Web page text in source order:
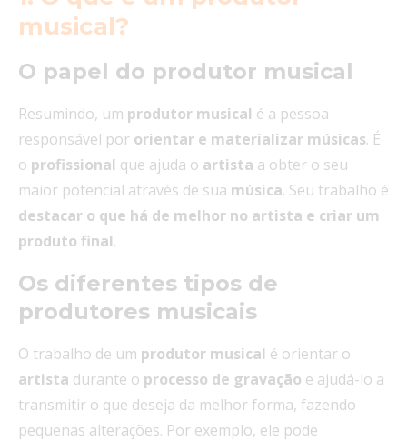
musical?
O papel do produtor musical
Resumindo, um produtor musical é a pessoa
responsável por orientar e materializar músicas. É
o profissional que ajuda o artista a obter o seu
maior potencial através de sua música. Seu trabalho é
destacar o que há de melhor no artista e criar um
produto final.
Os diferentes tipos de
produtores musicais
O trabalho de um produtor musical é orientar o
artista durante o processo de gravação e ajudá-lo a
transmitir o que deseja da melhor forma, fazendo
pequenas alterações. Por exemplo, ele pode